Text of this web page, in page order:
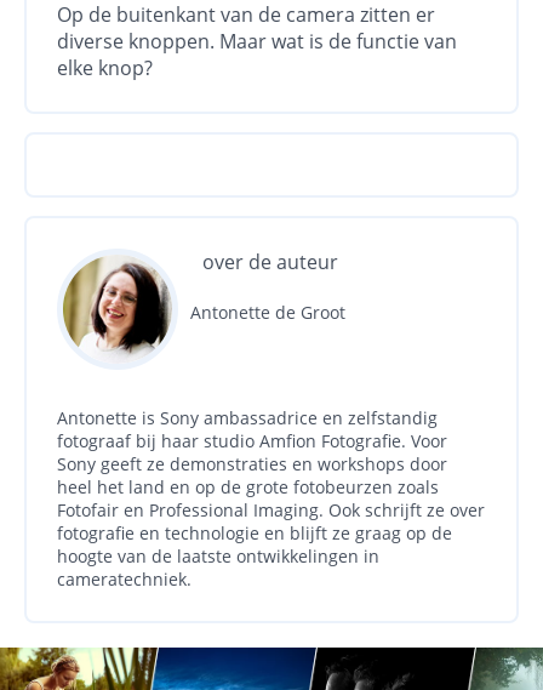
Op de buitenkant van de camera zitten er
diverse knoppen. Maar wat is de functie van
elke knop?
over de auteur
Antonette de Groot
Antonette is Sony ambassadrice en zelfstandig
fotograaf bij haar studio Amfion Fotografie. Voor
Sony geeft ze demonstraties en workshops door
heel het land en op de grote fotobeurzen zoals
Fotofair en Professional Imaging. Ook schrijft ze over
fotografie en technologie en blijft ze graag op de
hoogte van de laatste ontwikkelingen in
cameratechniek.